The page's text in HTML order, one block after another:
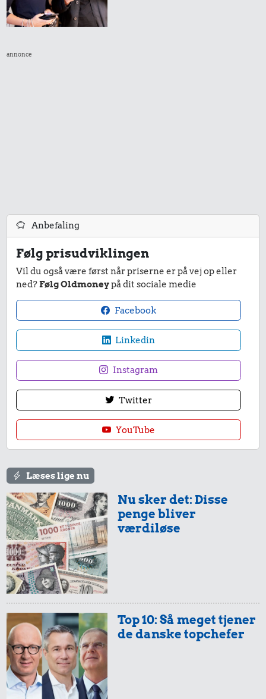
annonce
Anbefaling
Følg prisudviklingen
Vil du også være først når priserne er på vej op eller
ned?Følg Oldmoneypå dit sociale medie
Facebook
Linkedin
Instagram
Twitter
YouTube
Læses lige nu
Nu sker det: Disse
penge bliver
værdiløse
Top 10: Så meget tjener
de danske topchefer